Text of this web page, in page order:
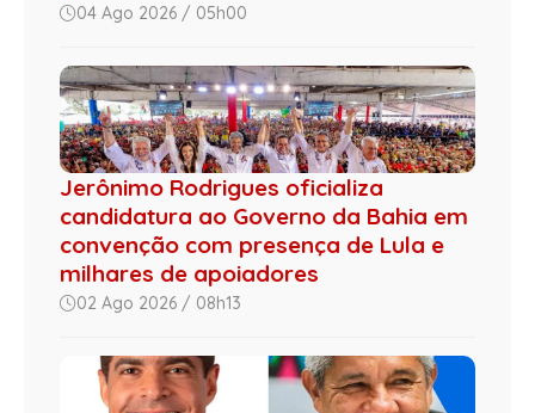
04 Ago 2026 / 05h00
Jerônimo Rodrigues oficializa
candidatura ao Governo da Bahia em
convenção com presença de Lula e
milhares de apoiadores
02 Ago 2026 / 08h13